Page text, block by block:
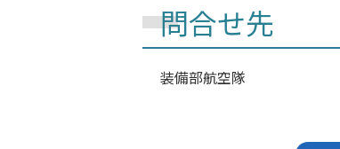
問合せ先
装備部航空隊